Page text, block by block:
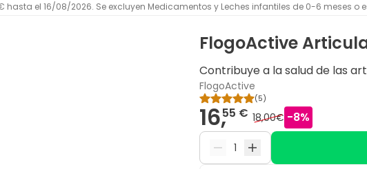
hasta el 16/08/2026. Se excluyen Medicamentos y Leches infantiles de 0-6 meses o
FlogoActive
Contribuye a la salud de las
FlogoActive
(5)
16,55 € 18,00€ -8%